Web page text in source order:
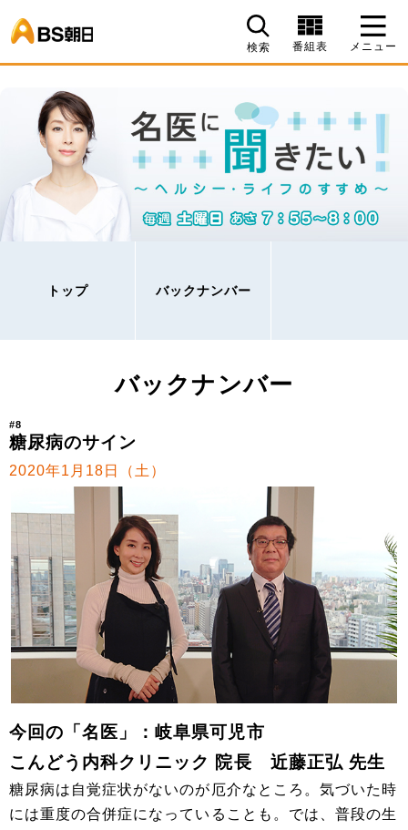
検索 番組表 メニュー
トップ バックナンバー
バックナンバー
#8
糖尿病のサイン
2020年1月18日（土）
今回の「名医」：岐阜県可児市
こんどう内科クリニック 院長 近藤正弘 先生
糖尿病は自覚症状がないのが厄介なところ。気づいた時
には重度の合併症になっていることも。では、普段の生